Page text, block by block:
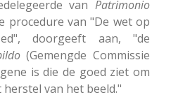
van Patrimonio
procedure van "De wet op
doorgeeft aan, "de
(Gemengde Commissie
is die de goed ziet om
van het beeld."